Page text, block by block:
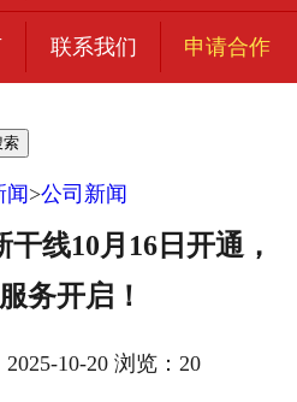
宜荣智联
联系我们
注册
登录
联系我们 申请合作
索
闻 >公司新闻
线10月16日开通，
务开启！
10-20 浏览：20